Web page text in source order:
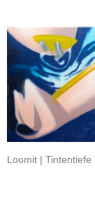
Loomit | Tintentiefe